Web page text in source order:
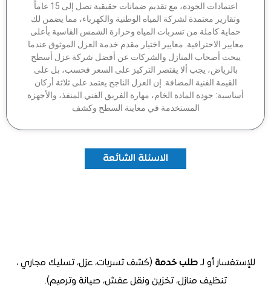
اعتمادات الجودة، مع تقديم ضمانات حقيقية تصل إلى 15 عاماً
وتقارير معتمدة لشركة المياه الوطنية والكهرباء، مما يضمن لك
حماية كاملة من تسربات المياه وحرارة الشمس القاسية بأعلى
الاحترافية. معايير اختيار مقدم خدمة العزل الموثوق عندما
يبحث أصحاب المنازل والشركات عن أفضل شركة عزل أسطح
بالرياض، يجب ألا يقتصر التركيز على السعر فحسب، بل على
القيمة الفنية المضافة. إن العزل الناجح يعتمد على ثلاثة أركان
جودة المادة الخام، مهارة الفريق الفني المنفذ، والأجهزة
المستخدمة في معاينة السطح وكشف
الاسئلة الشائعة
أو لـطلب خدمة(كشف تسربات، عزل، تسليك مجاري ،
تنظيف منازل، تخزين ونقل عفش، صيانة وترميم).